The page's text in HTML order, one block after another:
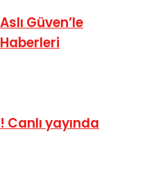
Güven’le
yayında